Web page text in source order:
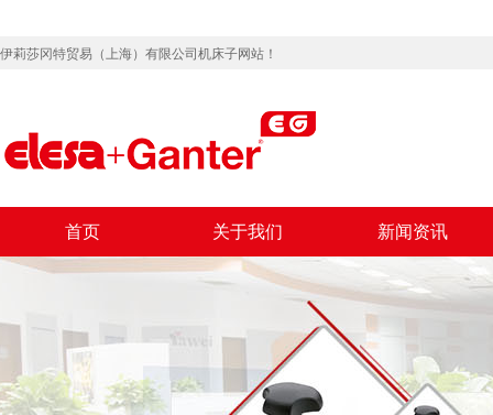
伊莉莎冈特贸易（上海）有限公司机床子网站！
首页 关于我们 新闻资讯